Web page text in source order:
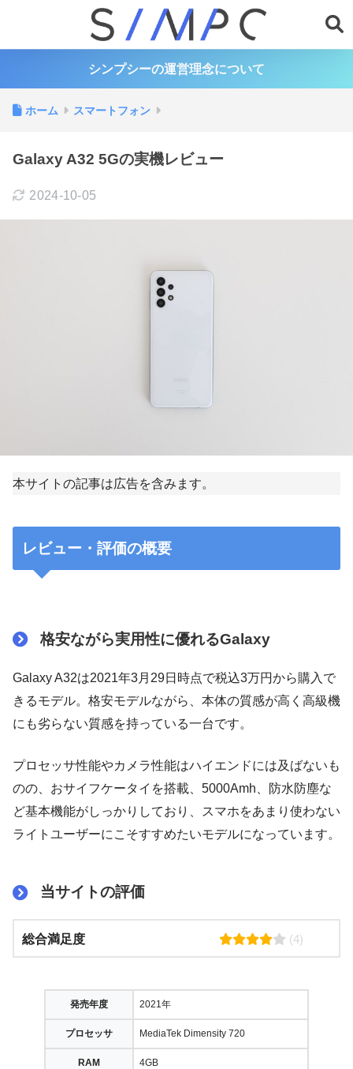
シンプシーの運営理念について
ホーム スマートフォン
Galaxy A32 5Gの実機レビュー
2024-10-05
本サイトの記事は広告を含みます。
レビュー・評価の概要
格安ながら実用性に優れるGalaxy
Galaxy A32は2021年3月29日時点で税込3万円から購入で
きるモデル。格安モデルながら、本体の質感が高く高級機
にも劣らない質感を持っている一台です。
プロセッサ性能やカメラ性能はハイエンドには及ばないも
のの、おサイフケータイを搭載、5000Amh、防水防塵な
ど基本機能がしっかりしており、スマホをあまり使わない
ライトユーザーにこそすすめたいモデルになっています。
当サイトの評価
総合満足度 (4)
発売年度 2021年
プロセッサ MediaTek Dimensity 720
RAM 4GB